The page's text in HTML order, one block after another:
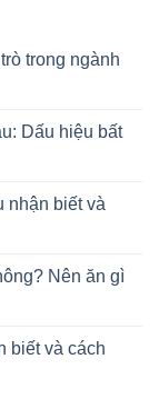
trong ngành
Dấu hiệu bất
nhận biết và
Nên ăn gì
biết và cách